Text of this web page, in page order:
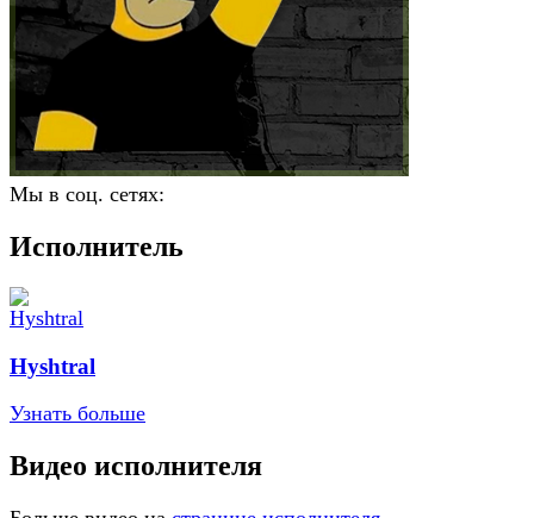
Мы в соц. сетях:
Исполнитель
Hyshtral
Узнать больше
Видео исполнителя